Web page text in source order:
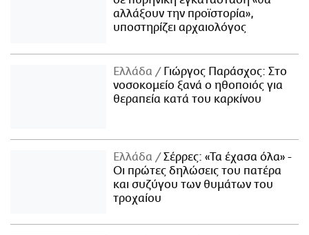
αλλάξουν την προϊστορία»,
υποστηρίζει αρχαιολόγος
Ελλάδα
Γιώργος Παράσχος: Στο
νοσοκομείο ξανά ο ηθοποιός για
θεραπεία κατά του καρκίνου
Ελλάδα
Σέρρες: «Τα έχασα όλα» -
Οι πρώτες δηλώσεις του πατέρα
και συζύγου των θυμάτων του
τροχαίου